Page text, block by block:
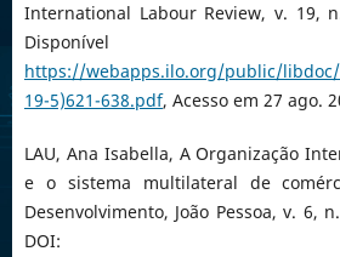
International Labour Review, v. 19,
https://webapps.ilo.org/public/libdoc/
19-5)621-638.pdf, Acesso em 27 ago.
LAU, Ana Isabella, A Organização
e o sistema multilateral de
Desenvolvimento, João Pessoa, v. 6,
DOI: